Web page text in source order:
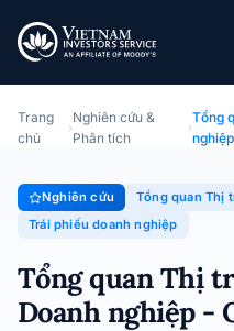
Chuyên đề · Tổng quan
04/04/2025
Trang
chủ
›
Nghiên cứu &
Phân tích
›
Tổng
Nghiên cứu
Tổng quan Thị
Trái phiếu doanh nghiệp
Tổng quan Thị
Doanh nghiệp -